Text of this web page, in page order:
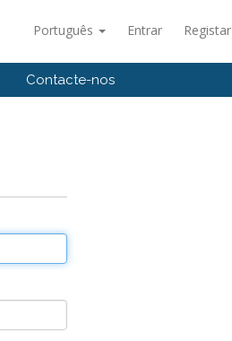
Português Entrar Registar
Contacte-nos